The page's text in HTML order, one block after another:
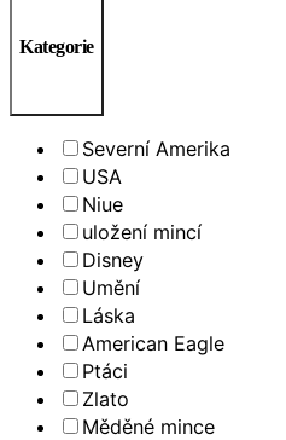
Kategorie
Severní Amerika
USA
Niue
uložení mincí
Disney
Umění
Láska
American Eagle
Ptáci
Zlato
Měděné mince